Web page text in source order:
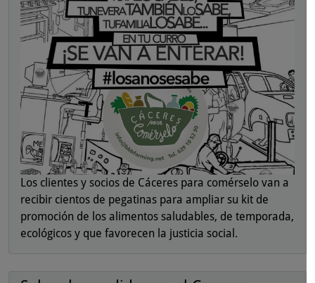
Los clientes y socios de Cáceres para comérselo van a
recibir cientos de pegatinas para ampliar su kit de
promoción de los alimentos saludables, de temporada,
ecológicos y que favorecen la justicia social.